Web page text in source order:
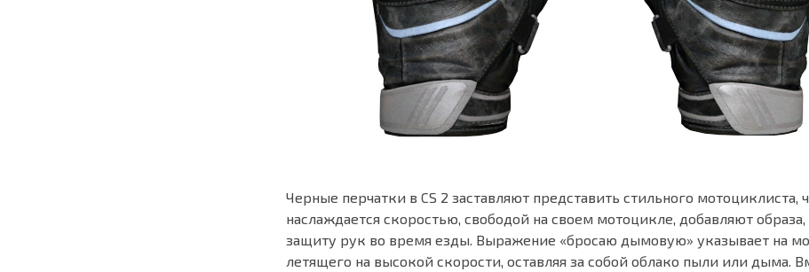
Черные перчатки в CS 2 заставляют представить стильного мотоциклиста,
наслаждается скоростью, свободой на своем мотоцикле, добавляют
защиту рук во время езды. Выражение «бросаю дымовую» указывает на
летящего на высокой скорости, оставляя за собой облако пыли или дыма.